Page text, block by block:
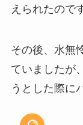
えられたので
その後、水無
ていましたが
うとした際に